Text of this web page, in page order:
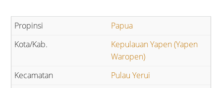
Papua
Kepulauan Yapen (Yapen
Waropen)
Pulau Yerui